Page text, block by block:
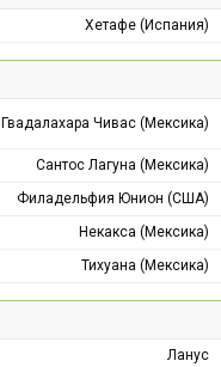
Хетафе (Испания)
Гвадалахара Чивас (Мексика)
Сантос Лагуна (Мексика)
Филадельфия Юнион (США)
Некакса (Мексика)
Тихуана (Мексика)
Ланус